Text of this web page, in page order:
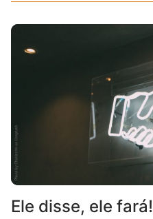
Ele disse, ele fará!